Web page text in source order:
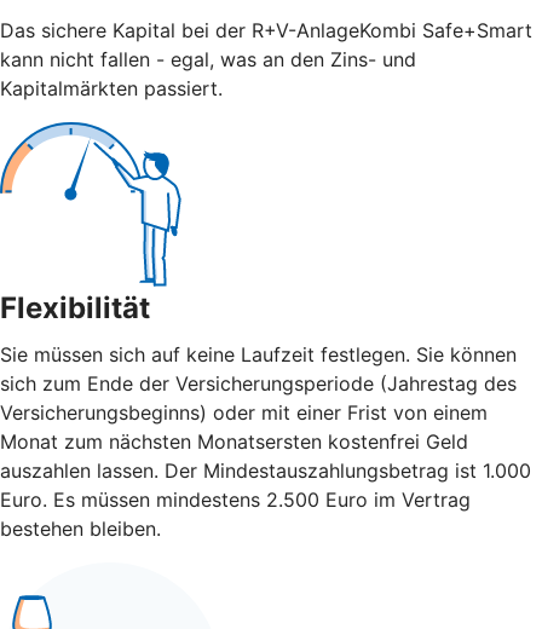
Das sichere Kapital bei der R+V-AnlageKombi Safe+Smart
kann nicht fallen - egal, was an den Zins- und
Kapitalmärkten passiert.
Flexibilität
Sie müssen sich auf keine Laufzeit festlegen. Sie können
sich zum Ende der Versicherungsperiode (Jahrestag des
Versicherungsbeginns) oder mit einer Frist von einem
Monat zum nächsten Monatsersten kostenfrei Geld
auszahlen lassen. Der Mindestauszahlungsbetrag ist 1.000
Euro. Es müssen mindestens 2.500 Euro im Vertrag
bestehen bleiben.